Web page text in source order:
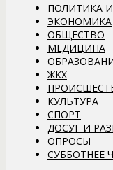
ПОЛИТИКА
ЭКОНОМИКА
ОБЩЕСТВО
МЕДИЦИНА
ЖКХ
КУЛЬТУРА
СПОРТ
ДОСУГ И
ОПРОСЫ
СУББОТНЕЕ